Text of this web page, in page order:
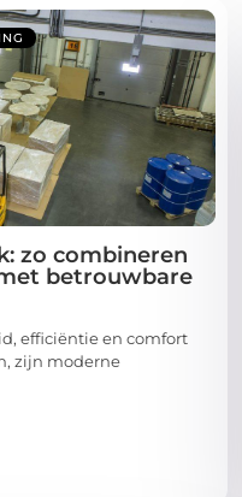
zo combineren
betrouwbare
efficiëntie en comfort
zijn moderne